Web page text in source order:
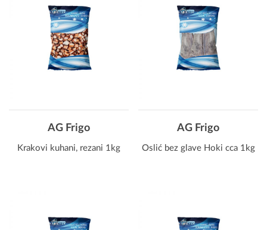
AG Frigo
Krakovi kuhani, rezani 1kg
AG Frigo
Oslić bez glave Hoki cca 1kg